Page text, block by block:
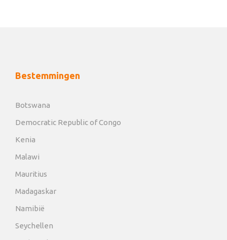
Bestemmingen
Botswana
Democratic Republic of Congo
Kenia
Malawi
Mauritius
Madagaskar
Namibië
Seychellen